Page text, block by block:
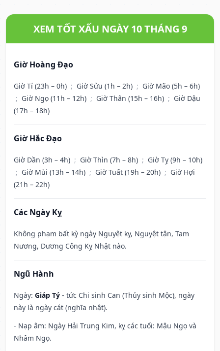
XEM TỐT XẤU NGÀY 10 THÁNG 9
Giờ Hoàng Đạo
Giờ Tí (23h – 0h) ; Giờ Sửu (1h – 2h) ; Giờ Mão (5h – 6h)
; Giờ Ngọ (11h – 12h) ; Giờ Thân (15h – 16h) ; Giờ Dậu
(17h – 18h)
Giờ Hắc Đạo
Giờ Dần (3h – 4h) ; Giờ Thìn (7h – 8h) ; Giờ Tỵ (9h – 10h)
; Giờ Mùi (13h – 14h) ; Giờ Tuất (19h – 20h) ; Giờ Hợi
(21h – 22h)
Các Ngày Kỵ
Không phạm bất kỳ ngày Nguyệt kỵ, Nguyệt tận, Tam
Nương, Dương Công Kỵ Nhật nào.
Ngũ Hành
Ngày: Giáp Tý - tức Chi sinh Can (Thủy sinh Mộc), ngày
này là ngày cát (nghĩa nhật).
- Nạp âm: Ngày Hải Trung Kim, kỵ các tuổi: Mậu Ngọ và
Nhâm Ngọ.